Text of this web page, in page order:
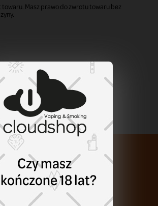
towaru. Masz prawo do zwrotu towaru bez
napisze recenzję !
Czy masz
18 lat?